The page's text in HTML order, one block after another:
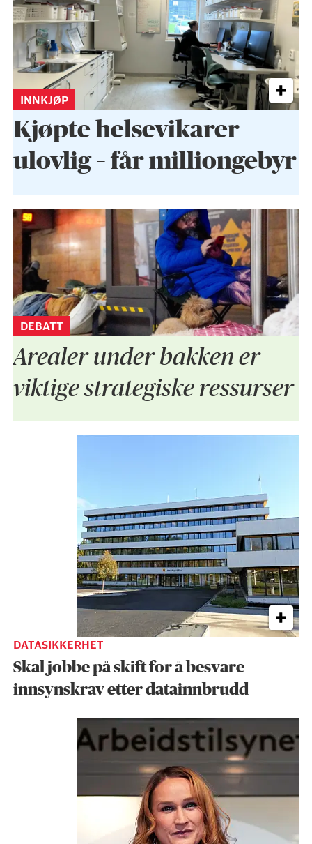
INNKJØP
Kjøpte helse­vikarer
ulovlig – får milliongebyr
DEBATT
Arealer under bakken er
viktige strategiske ressurser
DATASIKKERHET
Skal jobbe på skift for å besvare
innsynskrav etter datainnbrudd